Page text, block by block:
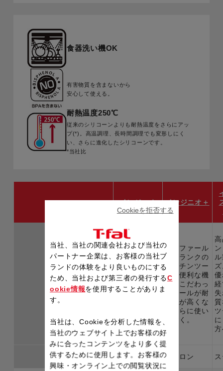
食器洗い機OK
有害物質を含まないから
安心して使える。
耐熱温度250℃
従来のシリコーンよりも耐熱温度をさらにアッ
プ(*)。高温調理、長時間調理でも変形しにく
い、さらに進化したシリコーンです。
*当社比
インジニオ インジニオ＋
特長
赤と黒を基調
にしたティフ
ァールならで
はのデザイン
と、使いやす
い機能を追
うシリーズ
ティファール
最高ランクの
キッチンツー
ル。便利な機
能にこだわっ
たツールが耐
久性が高くな
りさらに使い
やすく。
主素材 ナイロン ナイロン
当社、当社の関連会社および当社の
パートナー企業は、お客様の当社ブ
ランドの体験をより良いものにする
ため、当社および第三者の発行するC
ookie情報を使用することがありま
す。
当社は、Cookieを分析した情報を、
当社のウェブサイト上でお客様の好
みに合ったコンテンツをより多く提
供するために使用します。お客様の
興味・オンライン上での閲覧状況に
Cookieを拒否する